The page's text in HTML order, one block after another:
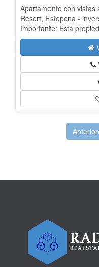
Apartamento con vistas
Resort, Estepona -
Importante: Esta
turístico gestionado
destinarse a vivienda
Los propietarios
uso personal un
que el resto del tiempo
explotación turística,
aproximada del 4%.
Valle Romano, junto al
apartamento en
excelente oportunidad
al mar, al campo de
incluyendo piscinas
ajardinadas, gimnasio,
diseñados para
de primer nivel. Una
que buscan obtener